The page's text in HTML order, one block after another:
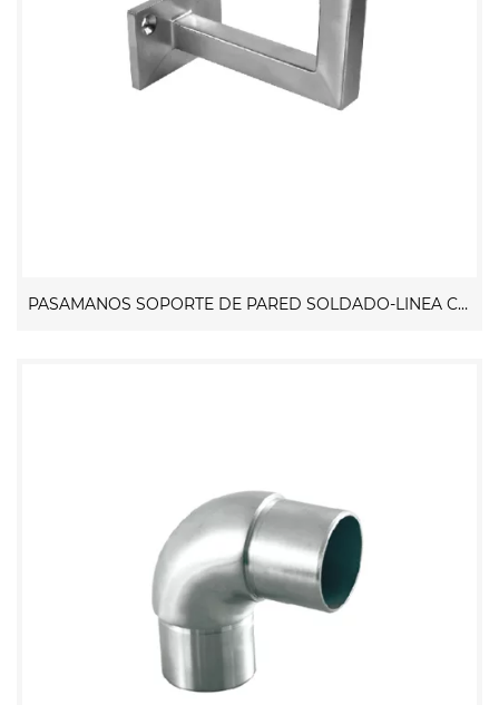
PASAMANOS SOPORTE DE PARED SOLDADO-LINEA CUADRADA